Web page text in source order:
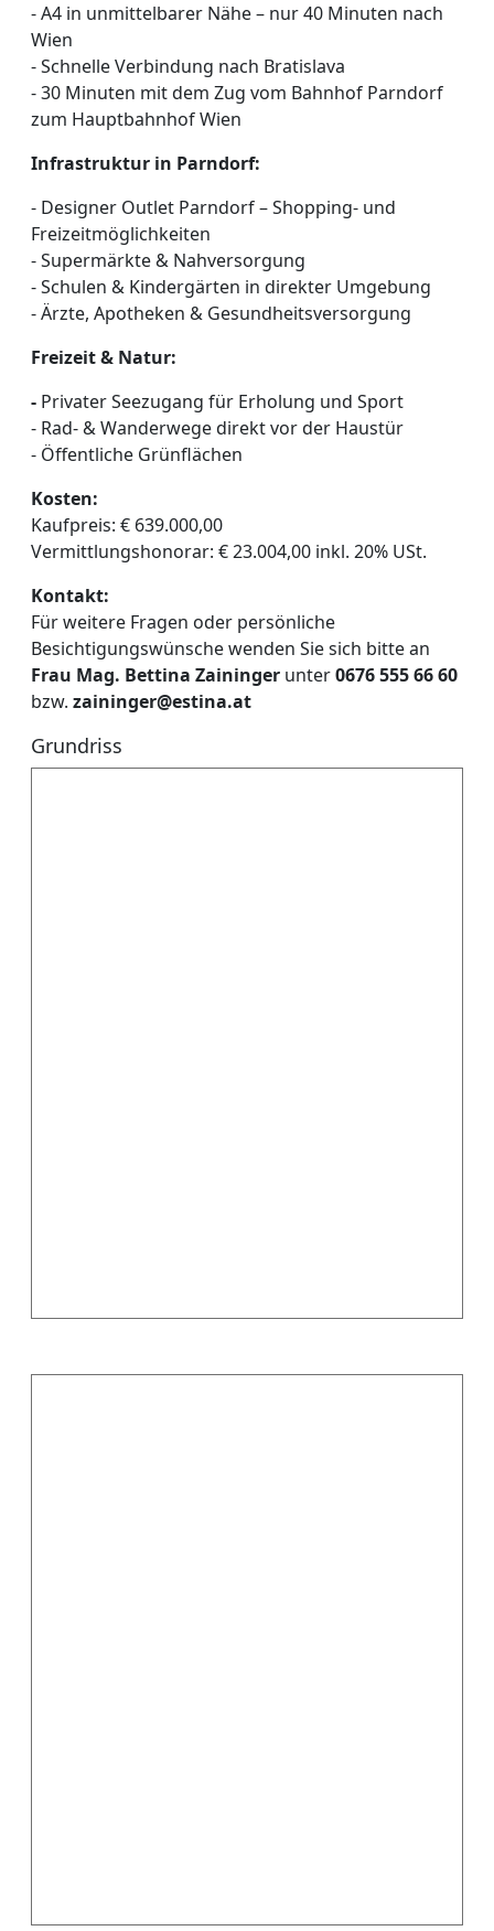
- A4 in unmittelbarer Nähe – nur 40 Minuten nach
Wien
- Schnelle Verbindung nach Bratislava
- 30 Minuten mit dem Zug vom Bahnhof Parndorf
zum Hauptbahnhof Wien
Infrastruktur in Parndorf:
- Designer Outlet Parndorf – Shopping- und
Freizeitmöglichkeiten
- Supermärkte & Nahversorgung
- Schulen & Kindergärten in direkter Umgebung
- Ärzte, Apotheken & Gesundheitsversorgung
Freizeit & Natur:
- Privater Seezugang für Erholung und Sport
- Rad- & Wanderwege direkt vor der Haustür
- Öffentliche Grünflächen
Kosten:
Kaufpreis: € 639.000,00
Vermittlungshonorar: € 23.004,00 inkl. 20% USt.
Kontakt:
Für weitere Fragen oder persönliche
Besichtigungswünsche wenden Sie sich bitte an
Frau Mag. Bettina Zaininger unter0676 555 66 60
bzw. zaininger@estina.at
Grundriss